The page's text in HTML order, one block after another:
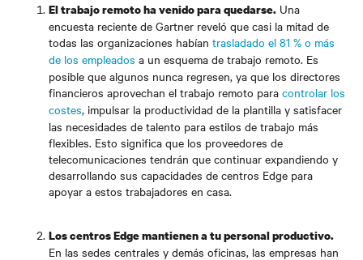
El trabajo remoto ha venido para quedarse. Una
encuesta reciente de Gartner reveló que casi la mitad de
todas las organizaciones habían trasladado el 81 % o más
de los empleados a un esquema de trabajo remoto. Es
posible que algunos nunca regresen, ya que los directores
financieros aprovechan el trabajo remoto para controlar los
costes, impulsar la productividad de la plantilla y satisfacer
las necesidades de talento para estilos de trabajo más
flexibles. Esto significa que los proveedores de
telecomunicaciones tendrán que continuar expandiendo y
desarrollando sus capacidades de centros Edge para
apoyar a estos trabajadores en casa.
Los centros Edge mantienen a tu personal productivo.
En las sedes centrales y demás oficinas, las empresas han